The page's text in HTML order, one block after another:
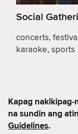
Social
concerts,
karaoke, sports
Kapag
na sundin ang
Guidelines.